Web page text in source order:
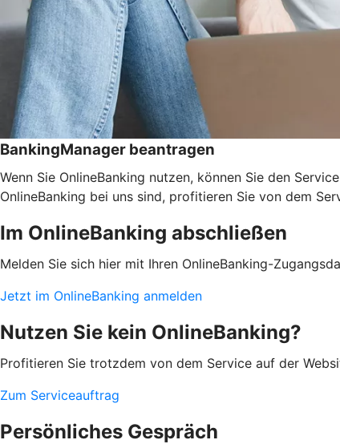
BankingManager beantragen
Wenn Sie OnlineBanking nutzen, können Sie den
OnlineBanking bei uns sind, profitieren Sie von dem
Im OnlineBanking abschließen
Melden Sie sich hier mit Ihren OnlineBanking-
Jetzt im OnlineBanking anmelden
Nutzen Sie kein OnlineBanking?
Profitieren Sie trotzdem von dem Service auf der
Zum Serviceauftrag
Persönliches Gespräch